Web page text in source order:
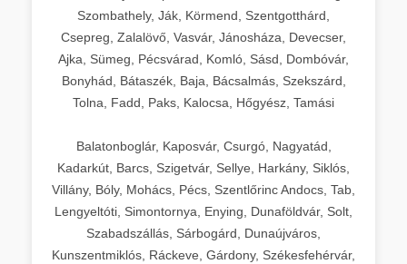
Szombathely, Ják, Körmend, Szentgotthárd,
Csepreg, Zalalövő, Vasvár, Jánosháza, Devecser,
Ajka, Sümeg, Pécsvárad, Komló, Sásd, Dombóvár,
Bonyhád, Bátaszék, Baja, Bácsalmás, Szekszárd,
Tolna, Fadd, Paks, Kalocsa, Hőgyész, Tamási
Balatonboglár, Kaposvár, Csurgó, Nagyatád,
Kadarkút, Barcs, Szigetvár, Sellye, Harkány, Siklós,
Villány, Bóly, Mohács, Pécs, Szentlőrinc Andocs, Tab,
Lengyeltóti, Simontornya, Enying, Dunaföldvár, Solt,
Szabadszállás, Sárbogárd, Dunaújváros,
Kunszentmiklós, Ráckeve, Gárdony, Székesfehérvár,